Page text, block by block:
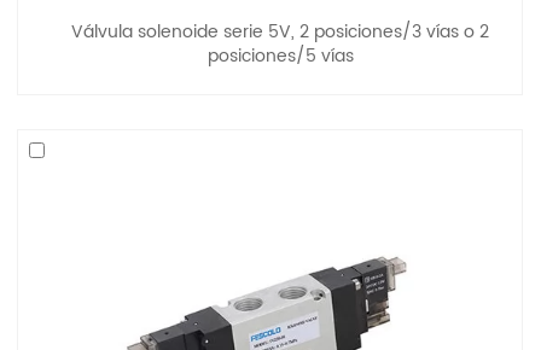
Válvula solenoide serie 5V, 2 posiciones/3 vías o 2
posiciones/5 vías